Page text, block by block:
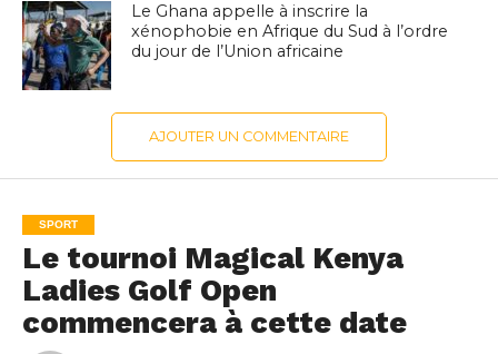
Le Ghana appelle à inscrire la
xénophobie en Afrique du Sud à l’ordre
du jour de l’Union africaine
AJOUTER UN COMMENTAIRE
SPORT
Le tournoi Magical Kenya
Ladies Golf Open
commencera à cette date